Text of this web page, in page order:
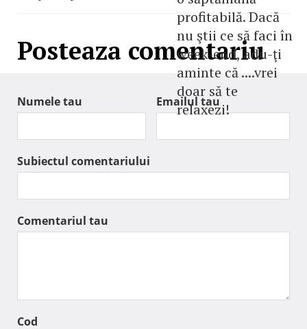
profitabilă. Dacă
nu ştii ce să faci în
week-end, adu-ţi
aminte că ....vrei
doar să te
relaxezi!
Posteaza comentariu
Numele tau Emailul tau
Subiectul comentariului
Comentariul tau
Cod